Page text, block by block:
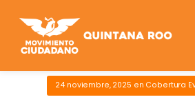
24 noviembre, 2025 en Cobertura